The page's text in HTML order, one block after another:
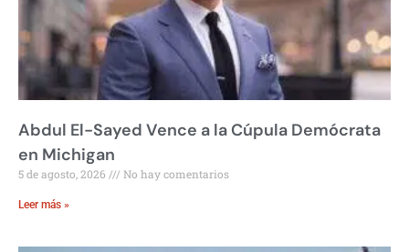
Abdul El-Sayed Vence a la Cúpula Demócrata
en Michigan
5 de agosto, 2026 No hay comentarios
Leer más »